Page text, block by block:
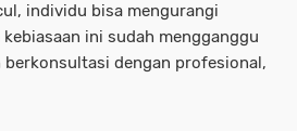
individu bisa mengurangi
ini sudah mengganggu
dengan profesional,